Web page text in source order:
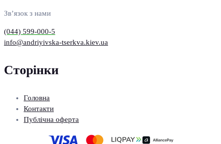
Зв’язок з нами
(044) 599-000-5
info@andriyivska-tserkva.kiev.ua
Сторінки
Головна
Контакти
Публічна оферта